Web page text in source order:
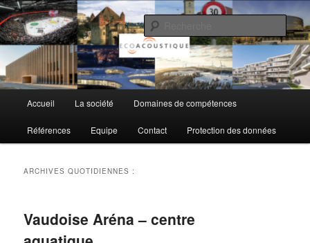
Aller
au
contenu
principal
Aller
au
contenu
secondaireEcoAcoustique SA
principal
Accueil La société Domaines de compétences
Références Equipe Contact Protection des données
ARCHIVES QUOTIDIENNES :
Vaudoise Aréna – centre